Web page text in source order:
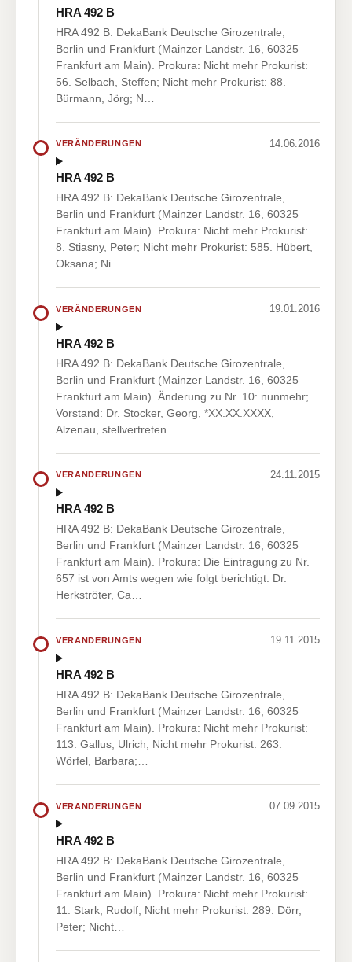
HRA 492 B
HRA 492 B: DekaBank Deutsche Girozentrale,
Berlin und Frankfurt (Mainzer Landstr. 16, 60325
Frankfurt am Main). Prokura: Nicht mehr Prokurist:
56. Selbach, Steffen; Nicht mehr Prokurist: 88.
Bürmann, Jörg; N…
VERÄNDERUNGEN 14.06.2016
HRA 492 B
HRA 492 B: DekaBank Deutsche Girozentrale,
Berlin und Frankfurt (Mainzer Landstr. 16, 60325
Frankfurt am Main). Prokura: Nicht mehr Prokurist:
8. Stiasny, Peter; Nicht mehr Prokurist: 585. Hübert,
Oksana; Ni…
VERÄNDERUNGEN 19.01.2016
HRA 492 B
HRA 492 B: DekaBank Deutsche Girozentrale,
Berlin und Frankfurt (Mainzer Landstr. 16, 60325
Frankfurt am Main). Änderung zu Nr. 10: nunmehr;
Vorstand: Dr. Stocker, Georg, *XX.XX.XXXX,
Alzenau, stellvertreten…
VERÄNDERUNGEN 24.11.2015
HRA 492 B
HRA 492 B: DekaBank Deutsche Girozentrale,
Berlin und Frankfurt (Mainzer Landstr. 16, 60325
Frankfurt am Main). Prokura: Die Eintragung zu Nr.
657 ist von Amts wegen wie folgt berichtigt: Dr.
Herkströter, Ca…
VERÄNDERUNGEN 19.11.2015
HRA 492 B
HRA 492 B: DekaBank Deutsche Girozentrale,
Berlin und Frankfurt (Mainzer Landstr. 16, 60325
Frankfurt am Main). Prokura: Nicht mehr Prokurist:
113. Gallus, Ulrich; Nicht mehr Prokurist: 263.
Wörfel, Barbara;…
VERÄNDERUNGEN 07.09.2015
HRA 492 B
HRA 492 B: DekaBank Deutsche Girozentrale,
Berlin und Frankfurt (Mainzer Landstr. 16, 60325
Frankfurt am Main). Prokura: Nicht mehr Prokurist:
11. Stark, Rudolf; Nicht mehr Prokurist: 289. Dörr,
Peter; Nicht…